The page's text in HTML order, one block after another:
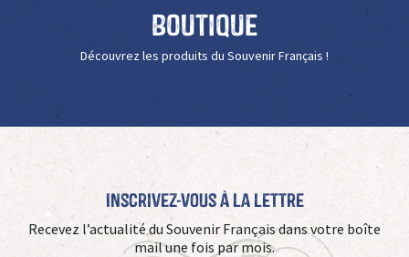
Boutique
Découvrez les produits du Souvenir Français !
Inscrivez-vous à La Lettre
Recevez l’actualité du Souvenir Français dans votre boîte
mail une fois par mois.